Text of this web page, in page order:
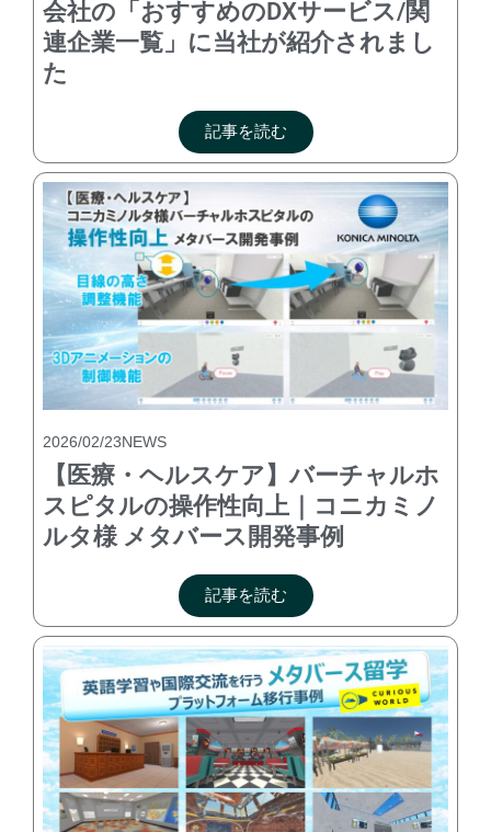
会社の「おすすめのDXサービス/関
連企業一覧」に当社が紹介されまし
た
記事を読む
2026/02/23NEWS
【医療・ヘルスケア】バーチャルホ
スピタルの操作性向上｜コニカミノ
ルタ様 メタバース開発事例
記事を読む